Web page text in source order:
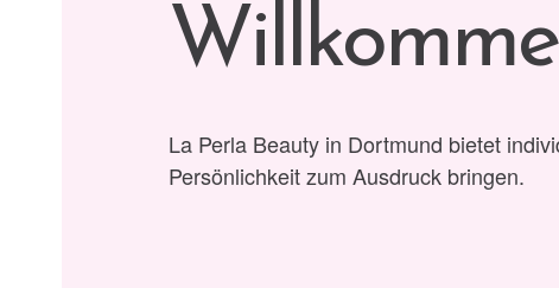
La Perla Beauty in Dortmund bietet
Persönlichkeit zum Ausdruck bringen.